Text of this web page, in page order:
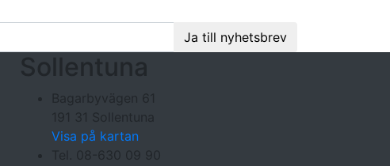
Ja till nyhetsbrev
Sollentuna
Bagarbyvägen 61
191 31 Sollentuna
Visa på kartan
Tel. 08-630 09 90